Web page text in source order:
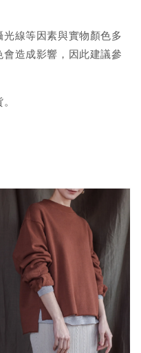
光線等因素與實物顏色多
造成影響，因此建議參